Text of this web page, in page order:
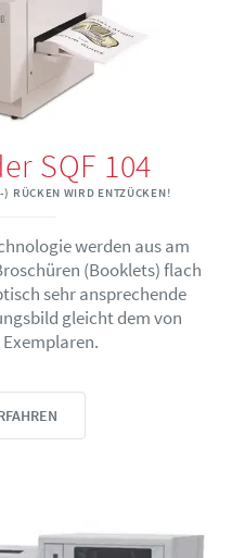
SQF 104
RÜCKEN WIRD ENTZÜCKEN!
werden aus am
(Booklets) flach
sehr ansprechende
gleicht dem von